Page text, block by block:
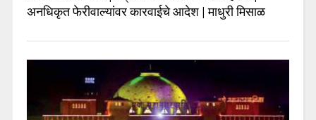
अनधिकृत फेरीवाल्यांवर कारवाईचे आदेश | माधुरी मिसाळ